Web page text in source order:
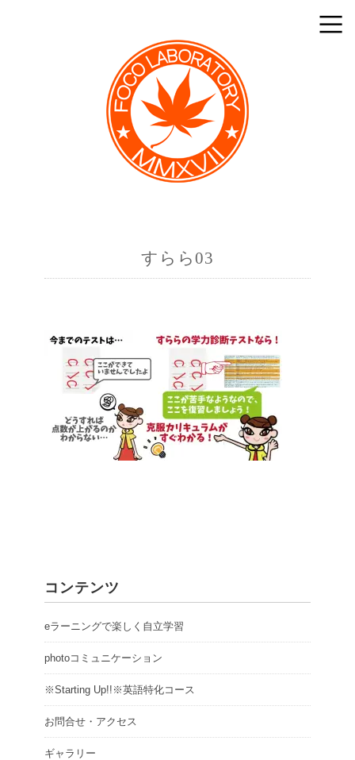
すらら03
コンテンツ
eラーニングで楽しく自立学習
photoコミュニケーション
※Starting Up!!※英語特化コース
お問合せ・アクセス
ギャラリー